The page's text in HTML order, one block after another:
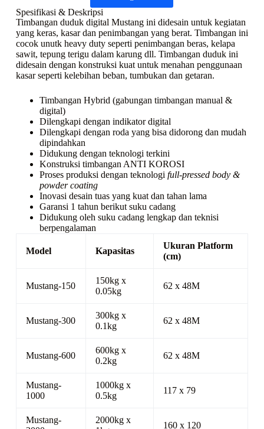
Spesifikasi & Deskripsi
Timbangan duduk digital Mustang ini didesain untuk kegiatan
yang keras, kasar dan penimbangan yang berat. Timbangan ini
cocok unutk heavy duty seperti penimbangan beras, kelapa
sawit, tepung terigu dalam karung dll. Timbangan duduk ini
didesain dengan konstruksi kuat untuk menahan penggunaan
kasar seperti kelebihan beban, tumbukan dan getaran.
Timbangan Hybrid (gabungan timbangan manual &
digital)
Dilengkapi dengan indikator digital
Dilengkapi dengan roda yang bisa didorong dan mudah
dipindahkan
Didukung dengan teknologi terkini
Konstruksi timbangan ANTI KOROSI
Proses produksi dengan teknologi full-pressed body &
powder coating
Inovasi desain tuas yang kuat dan tahan lama
Garansi 1 tahun berikut suku cadang
Didukung oleh suku cadang lengkap dan teknisi
berpengalaman
Model Kapasitas
Ukuran Platform
(cm)
Mustang-150
150kg x
0.05kg
62 x 48M
Mustang-300
300kg x
0.1kg
62 x 48M
Mustang-600
600kg x
0.2kg
62 x 48M
Mustang-
1000
1000kg x
0.5kg
117 x 79
Mustang-
2000kg x
160 x 120